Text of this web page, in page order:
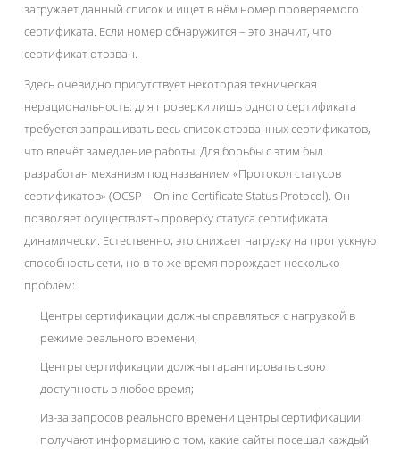
загружает данный список и ищет в нём номер проверяемого
сертификата. Если номер обнаружится – это значит, что
сертификат отозван.
Здесь очевидно присутствует некоторая техническая
нерациональность: для проверки лишь одного сертификата
требуется запрашивать весь список отозванных сертификатов,
что влечёт замедление работы. Для борьбы с этим был
разработан механизм под названием «Протокол статусов
сертификатов» (OCSP – Online Certificate Status Protocol). Он
позволяет осуществлять проверку статуса сертификата
динамически. Естественно, это снижает нагрузку на пропускную
способность сети, но в то же время порождает несколько
проблем:
Центры сертификации должны справляться с нагрузкой в
режиме реального времени;
Центры сертификации должны гарантировать свою
доступность в любое время;
Из-за запросов реального времени центры сертификации
получают информацию о том, какие сайты посещал каждый